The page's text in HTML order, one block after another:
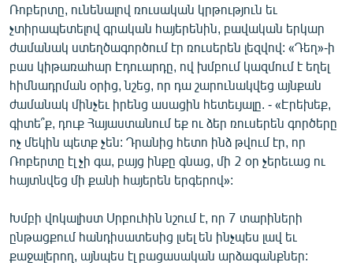
«Ազատության» բոլոր կայքերը
Ռոբերտը, ունենալով ռուսական կրթություն եւ
չտիրապետելով գրական հայերենին, բավական երկար
ժամանակ ստեղծագործում էր ռուսերեն լեզվով: «Դեղ»-ի
բաս կիթառահար Էդուարդը, ով խմբում կազմում է եղել
հիմնադրման օրից, նշեց, որ դա շարունակվեց այնքան
ժամանակ մինչեւ իրենց ասացին հետեւյալը. - «Էրեխեք,
գիտե՞ք, դուք Հայաստանում եք ու ձեր ռուսերեն գործերը
ոչ մեկին պետք չեն: Դրանից հետո ինձ թվում էր, որ
Ռոբերտը էլ չի գա, բայց ինքը գնաց, մի 2 օր չերեւաց ու
հայտնվեց մի քանի հայերեն երգերով»:
Խմբի վոկալիստ Սրբուհին նշում է, որ 7 տարիների
ընթացքում հանդիսատեսից լսել են ինչպես լավ եւ
քաջալերող, այնպես էլ բացասական արձագանքներ: